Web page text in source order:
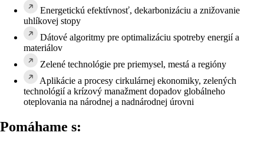
Energetickú efektívnosť, dekarbonizáciu a znižovanie
uhlíkovej stopy
Dátové algoritmy pre optimalizáciu spotreby energií a
materiálov
Zelené technológie pre priemysel, mestá a regióny
Aplikácie a procesy cirkulárnej ekonomiky, zelených
technológií a krízový manažment dopadov globálneho
oteplovania na národnej a nadnárodnej úrovni
Pomáhame s: